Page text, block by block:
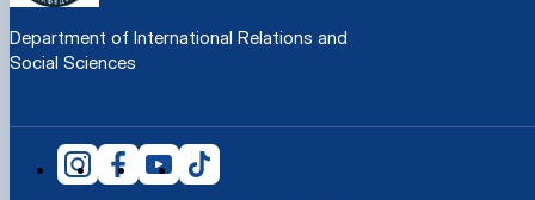
Department of International Relations and
Social Sciences